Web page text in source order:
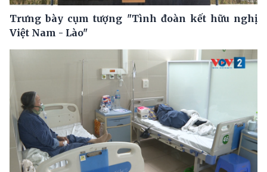
Trưng bày cụm tượng "Tình đoàn kết hữu nghị
Việt Nam - Lào"